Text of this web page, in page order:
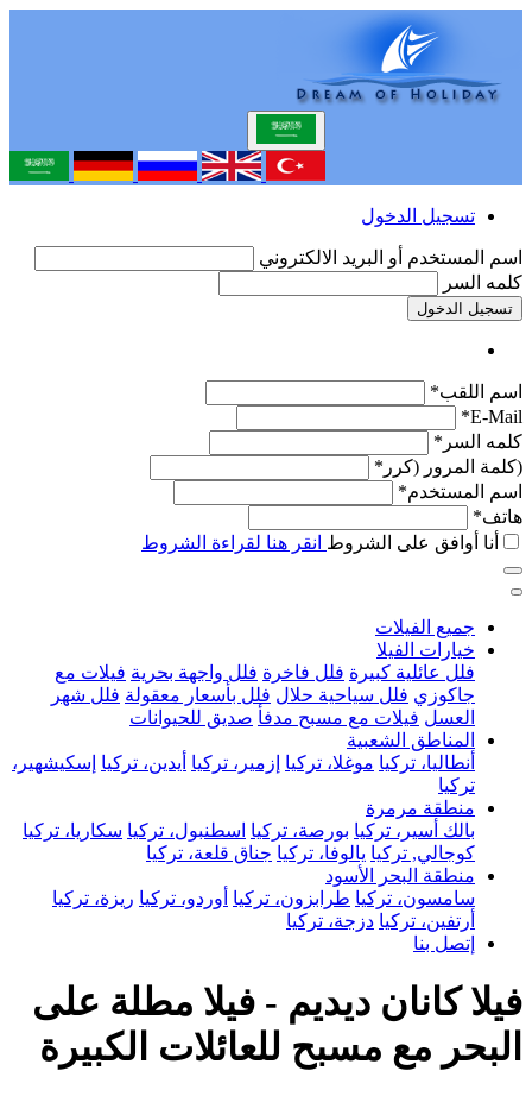
تسجيل الدخول
اسم المستخدم أو البريد الالكتروني
كلمه السر
تسجيل الدخول
اسم اللقب*
E-Mail*
كلمه السر*
(كلمة المرور (كرر*
اسم المستخدم*
هاتف*
أنا أوافق على الشروط انقر هنا لقراءة الشروط
جميع الفيلات
خيارات الفيلا
فلل عائلية كبيرة فلل فاخرة فلل واجهة بحرية فيلات مع
جاكوزي فلل سياحية حلال فلل بأسعار معقولة فلل شهر
العسل فيلات مع مسبح مدفأ صديق للحيوانات
المناطق الشعبية
أنطاليا، تركيا موغلا، تركيا إزمير، تركيا أيدين، تركيا إسكيشهير،
تركيا
منطقة مرمرة
بالك أسير، تركيا بورصة، تركيا اسطنبول، تركيا سكاريا، تركيا
كوجالي, تركيا يالوفا، تركيا جناق قلعة، تركيا
منطقة البحر الأسود
سامسون، تركيا طرابزون، تركيا أوردو، تركيا ريزة، تركيا
أرتفين، تركيا دزجة، تركيا
إتصل بنا
فيلا كانان ديديم - فيلا مطلة على
البحر مع مسبح للعائلات الكبيرة